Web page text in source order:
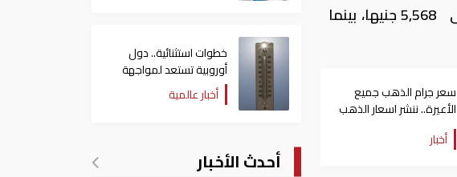
سجل سعر الجنيه الذهب سعرا، اليوم الأثنين 23-9-2019 في الأسواق المصرية وصل إلى 5,568 جنيها، بينما
سعر جرام الذهب جميع
الأعيرة.. ننشر اسعار الذهب
اليوم في محلات الصاغة
بعد تراجعها
أخبار
خطوات استثنائية.. دول
أوروبية تستعد لمواجهة
موجة حر غير مسبوقة
أخبار عالمية
أحدث الأخبار